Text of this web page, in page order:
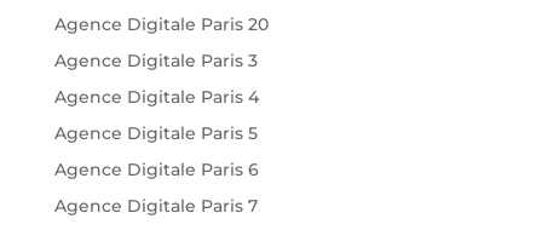
Agence Digitale Paris 20
Agence Digitale Paris 3
Agence Digitale Paris 4
Agence Digitale Paris 5
Agence Digitale Paris 6
Agence Digitale Paris 7